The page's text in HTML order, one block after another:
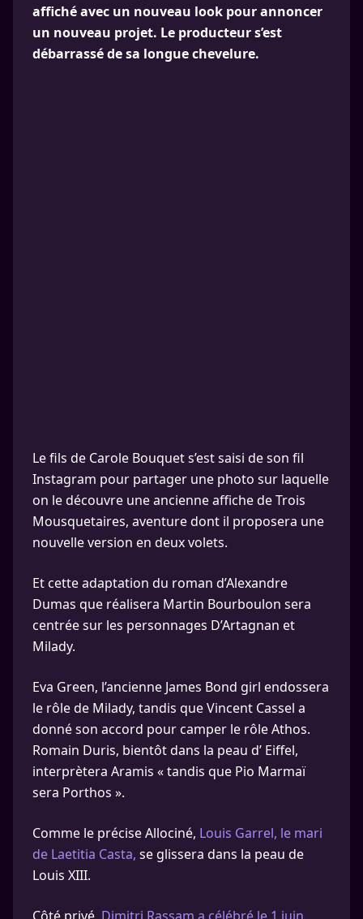
affiché avec un nouveau look pour annoncer
un nouveau projet. Le producteur s’est
débarrassé de sa longue chevelure.
Le fils de Carole Bouquet s’est saisi de son fil
Instagram pour partager une photo sur laquelle
on le découvre une ancienne affiche de Trois
Mousquetaires, aventure dont il proposera une
nouvelle version en deux volets.
Et cette adaptation du roman d’Alexandre
Dumas que réalisera Martin Bourboulon sera
centrée sur les personnages D’Artagnan et
Milady.
Eva Green, l’ancienne James Bond girl endossera
le rôle de Milady, tandis que Vincent Cassel a
donné son accord pour camper le rôle Athos.
Romain Duris, bientôt dans la peau d’ Eiffel,
interprètera Aramis « tandis que Pio Marmaï
sera Porthos ».
Comme le précise Allociné, Louis Garrel, le mari
de Laetitia Casta, se glissera dans la peau de
Louis XIII.